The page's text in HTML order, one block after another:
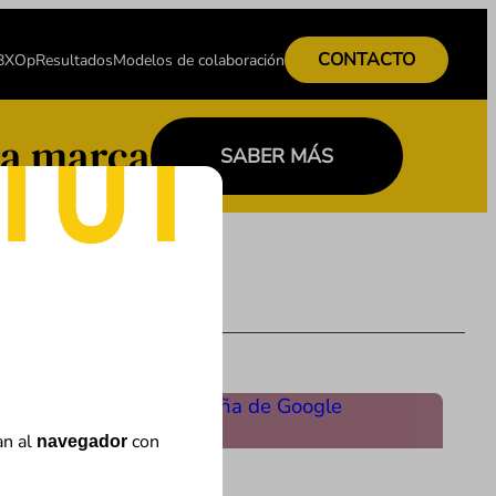
al navegador con
ResultadosModelos de colaboración CONTACTO
marca SABER MÁS